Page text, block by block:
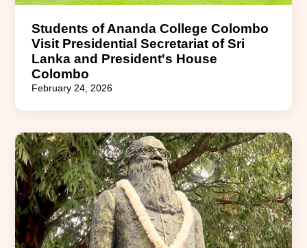
Students of Ananda College Colombo
Visit Presidential Secretariat of Sri
Lanka and President's House
Colombo
February 24, 2026